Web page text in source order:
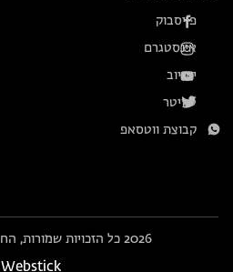
פייסבוק
אינסטגרם
יוטיוב
טוויטר
קבוצת ווטסאפ
2026 כל הזכויות שמורות, החברה להגנת הטבע
Webstick